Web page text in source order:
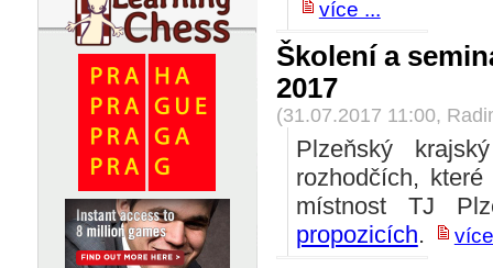
více ...
Školení a
2017
(31.07.2017 11:00,
Plzeňský
rozhodčích,
místnost TJ
propozicích.